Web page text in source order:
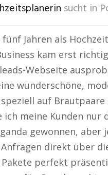
sucht in
fünf Jahren als
kam erst
Webseite
wunderschöne,
auf
ich meine Kunden nur
gewonnen, aber
direkt über
Pakete perfekt